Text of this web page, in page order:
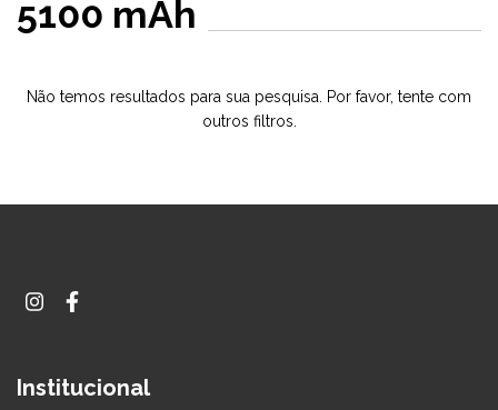
5100 mAh
Não temos resultados para sua pesquisa. Por favor, tente com
outros filtros.
Institucional